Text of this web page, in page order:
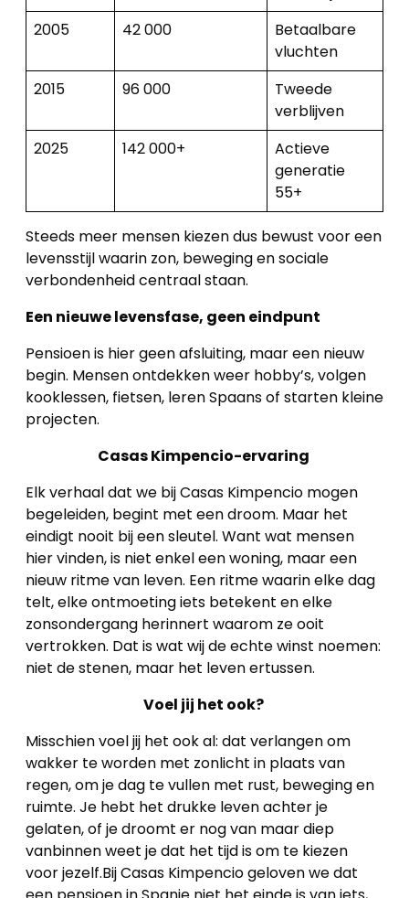
2005
42 000
Betaalbare
vluchten
2015
96 000
Tweede
verblijven
2025
142 000+
Actieve
generatie
55+
Steeds meer mensen kiezen dus bewust voor een
levensstijl waarin zon, beweging en sociale
verbondenheid centraal staan.
Een nieuwe levensfase, geen eindpunt
Pensioen is hier geen afsluiting, maar een nieuw
begin. Mensen ontdekken weer hobby’s, volgen
kooklessen, fietsen, leren Spaans of starten kleine
projecten.
Casas Kimpencio-ervaring
Elk verhaal dat we bij Casas Kimpencio mogen
begeleiden, begint met een droom. Maar het
eindigt nooit bij een sleutel. Want wat mensen
hier vinden, is niet enkel een woning, maar een
nieuw ritme van leven. Een ritme waarin elke dag
telt, elke ontmoeting iets betekent en elke
zonsondergang herinnert waarom ze ooit
vertrokken. Dat is wat wij de echte winst noemen:
niet de stenen, maar het leven ertussen.
Voel jij het ook?
Misschien voel jij het ook al: dat verlangen om
wakker te worden met zonlicht in plaats van
regen, om je dag te vullen met rust, beweging en
ruimte. Je hebt het drukke leven achter je
gelaten, of je droomt er nog van maar diep
vanbinnen weet je dat het tijd is om te kiezen
voor jezelf.Bij Casas Kimpencio geloven we dat